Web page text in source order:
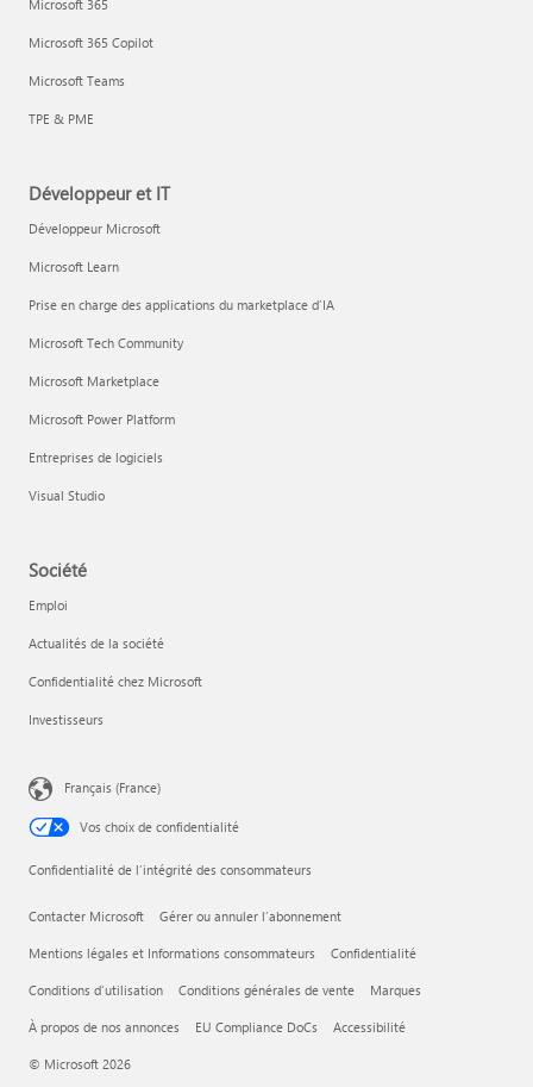
Microsoft 365
Microsoft 365 Copilot
Microsoft Teams
TPE & PME
Développeur et IT
Développeur Microsoft
Microsoft Learn
Prise en charge des applications du marketplace d’IA
Microsoft Tech Community
Microsoft Marketplace
Microsoft Power Platform
Entreprises de logiciels
Visual Studio
Société
Emploi
Actualités de la société
Confidentialité chez Microsoft
Investisseurs
Français (France)
Vos choix de confidentialité
Confidentialité de l’intégrité des consommateurs
Contacter Microsoft Gérer ou annuler l’abonnement
Mentions légales et Informations consommateurs Confidentialité
Conditions d'utilisation Conditions générales de vente Marques
À propos de nos annonces EU Compliance DoCs Accessibilité
© Microsoft 2026